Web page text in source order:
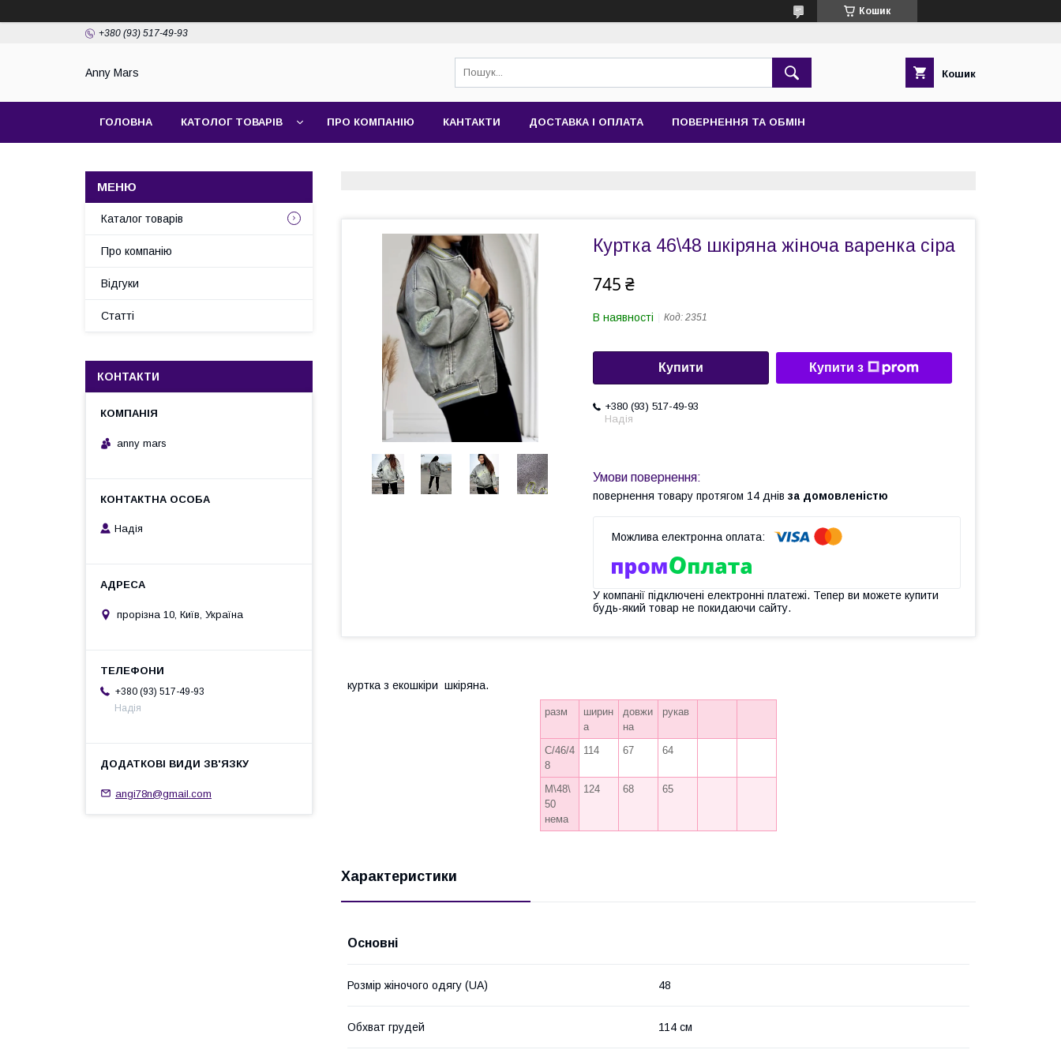
Кошик
+380 (93) 517-49-93
Anny Mars Кошик
ГОЛОВНА КАТОЛОГ ТОВАРІВ ПРО КОМПАНІЮ КАНТАКТИ ДОСТАВКА І ОПЛАТА ПОВЕРНЕННЯ ТА ОБМІН
Куртка 46\48 шкіряна жіноча варенка сіра
745 ₴
В наявності Код: 2351
Купити Купити з
+380 (93) 517-49-93
Надія
повернення товару протягом 14 днів за домовленістю
У компанії підключені електронні платежі. Тепер ви можете купити
будь-який товар не покидаючи сайту.
куртка з екошкіри шкіряна.
разм
ширин
а
довжи
на
рукав
С/46/4
8
114 67 64
М\48\
50
нема
124 68 65
Характеристики
Основні
Розмір жіночого одягу (UA) 48
Обхват грудей 114 см
Каталог товарів
Про компанію
Відгуки
Статті
КОНТАКТИ
anny mars
Надія
прорізна 10, Київ, Україна
+380 (93) 517-49-93
Надія
angi78n@gmail.com